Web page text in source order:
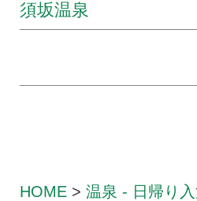
須坂温泉
HOME >温泉 - 日帰り